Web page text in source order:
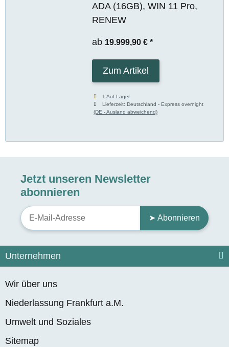
ADA (16GB), WIN 11 Pro,
RENEW
ab 19.999,90 € *
Zum Artikel
1 Auf Lager
Lieferzeit:Deutschland - Express overnight
(DE - Ausland abweichend)
Jetzt unseren Newsletter
abonnieren
➤ Abonnieren
Unternehmen
Wir über uns
Niederlassung Frankfurt a.M.
Umwelt und Soziales
Sitemap